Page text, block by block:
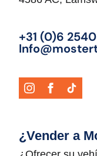
+31 (0)6
¿Vender a